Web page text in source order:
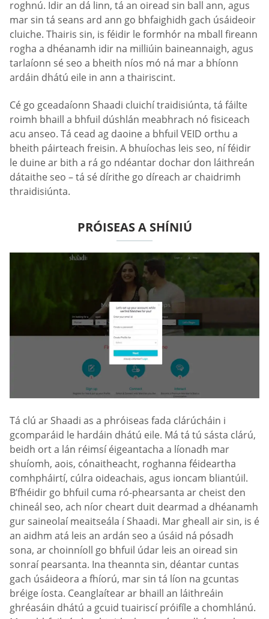
roghnú. Idir an dá linn, tá an oiread sin ball ann, agus
mar sin tá seans ard ann go bhfaighidh gach úsáideoir
cluiche. Thairis sin, is féidir le formhór na mball fireann
rogha a dhéanamh idir na milliúin baineannaigh, agus
tarlaíonn sé seo a bheith níos mó ná mar a bhíonn
ardáin dhátú eile in ann a thairiscint.
Cé go gceadaíonn Shaadi cluichí traidisiúnta, tá fáilte
roimh bhaill a bhfuil dúshlán meabhrach nó fisiceach
acu anseo. Tá cead ag daoine a bhfuil VEID orthu a
bheith páirteach freisin. A bhuíochas leis seo, ní féidir
le duine ar bith a rá go ndéantar dochar don láithreán
dátaithe seo – tá sé dírithe go díreach ar chaidrimh
thraidisiúnta.
PRÓISEAS A SHÍNIÚ
Tá clú ar Shaadi as a phróiseas fada clárúcháin i
gcomparáid le hardáin dhátú eile. Má tá tú sásta clárú,
beidh ort a lán réimsí éigeantacha a líonadh mar
shuíomh, aois, cónaitheacht, roghanna féideartha
comhpháirtí, cúlra oideachais, agus ioncam bliantúil.
B’fhéidir go bhfuil cuma ró-phearsanta ar cheist den
chineál seo, ach níor cheart duit dearmad a dhéanamh
gur saineolaí meaitseála í Shaadi. Mar gheall air sin, is é
an aidhm atá leis an ardán seo a úsáid ná pósadh
sona, ar choinníoll go bhfuil údar leis an oiread sin
sonraí pearsanta. Ina theannta sin, déantar cuntas
gach úsáideora a fhíorú, mar sin tá líon na gcuntas
bréige íosta. Ceanglaítear ar bhaill an láithreáin
ghréasáin dhátú a gcuid tuairiscí próifíle a chomhlánú.